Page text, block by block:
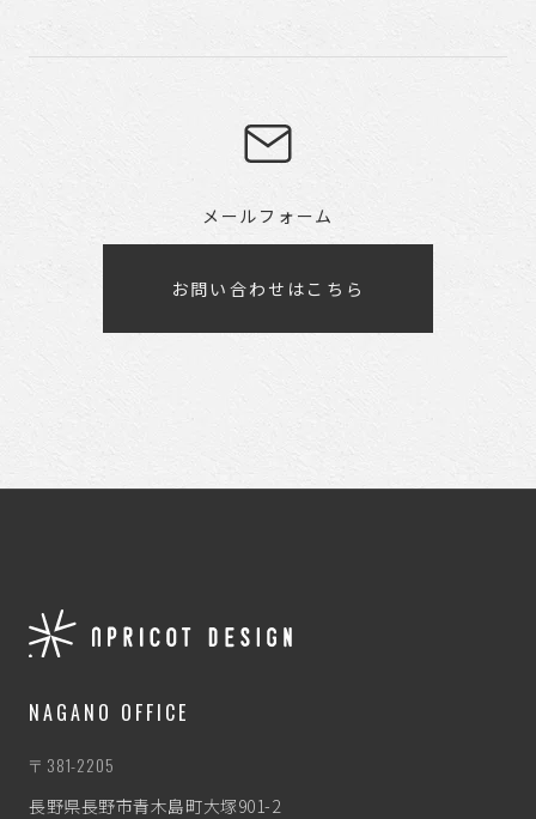
メールフォーム
お問い合わせはこちら
NAGANO OFFICE
〒381-2205
長野県長野市青木島町大塚901-2